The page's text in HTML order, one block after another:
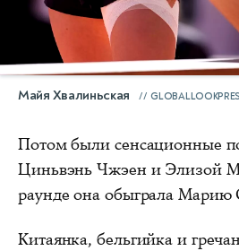
Майя Хвалиньская
Потом были сенсационные
Циньвэнь Чжэен и Элизой
раунде она обыграла Марию
Китаянка, бельгийка и